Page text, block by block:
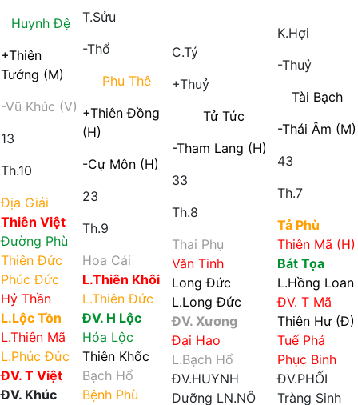
Huynh Đệ
+Thiên
Tướng (M)
-Vũ Khúc (V)
13
Th.10
Địa Giải
Thiên Việt
Đường Phù
Thiên Đức
Phúc Đức
Hỷ Thần
L.Lộc Tồn
L.Thiên Mã
L.Phúc Đức
ĐV. T Việt
ĐV. Khúc
T.Sửu
-Thổ
Phu Thê
+Thiên Đồng
(H)
-Cự Môn (H)
23
Th.9
Hoa Cái
L.Thiên Khôi
L.Thiên Đức
ĐV. H Lộc
Hóa Lộc
Thiên Khốc
Bạch Hổ
Bệnh Phù
C.Tý
+Thuỷ
Tử Tức
-Tham Lang (H)
33
Th.8
Thai Phụ
Văn Tinh
Long Đức
L.Long Đức
ĐV. Xương
Đại Hao
L.Bạch Hổ
ĐV.HUYNH
Dưỡng LN.NÔ
K.Hợi
-Thuỷ
Tài Bạch
-Thái Âm (M)
43
Th.7
Tả Phù
Thiên Mã (H)
Bát Tọa
L.Hồng Loan
ĐV. T Mã
Thiên Hư (Đ)
Tuế Phá
Phục Binh
ĐV.PHỐI
Tràng Sinh